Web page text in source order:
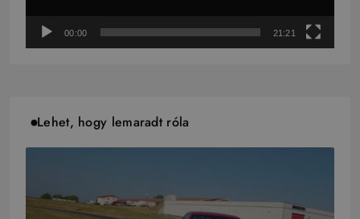
00:00 21:21
Lehet, hogy lemaradt róla